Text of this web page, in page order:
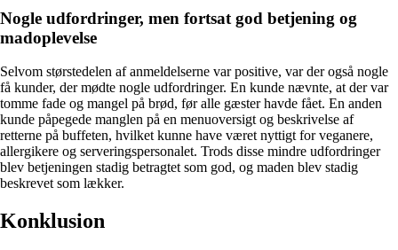
Nogle udfordringer, men fortsat god betjening og
madoplevelse
Selvom størstedelen af anmeldelserne var positive, var der også nogle
få kunder, der mødte nogle udfordringer. En kunde nævnte, at der var
tomme fade og mangel på brød, før alle gæster havde fået. En anden
kunde påpegede manglen på en menuoversigt og beskrivelse af
retterne på buffeten, hvilket kunne have været nyttigt for veganere,
allergikere og serveringspersonalet. Trods disse mindre udfordringer
blev betjeningen stadig betragtet som god, og maden blev stadig
beskrevet som lækker.
Konklusion